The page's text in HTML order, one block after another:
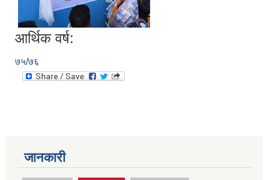
आर्थिक वर्ष:
७५/७६
जानकारी